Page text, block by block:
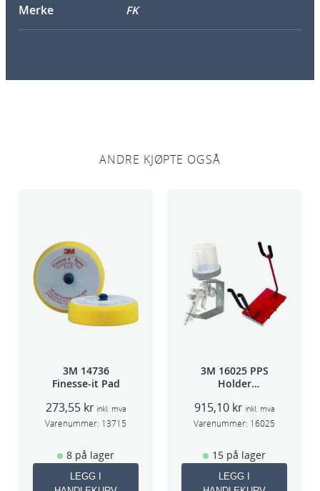
g
r
u
a
Merke FK
ANDRE KJØPTE OGSÅ
3M 14736
Finesse-it Pad
273,55 kr inkl. mva
Varenummer: 13715
8 på lager
LEGG I
3M 16025 PPS
Holder
915,10 kr inkl. mva
Varenummer: 16025
15 på lager
LEGG I